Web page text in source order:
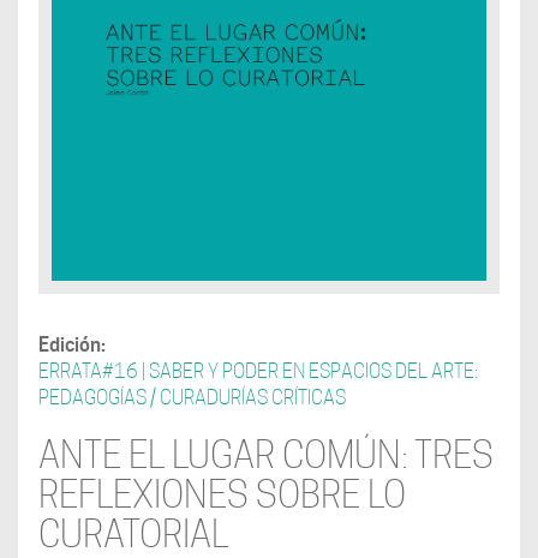
Edición:
ERRATA#16 | SABER Y PODER EN ESPACIOS DEL ARTE:
PEDAGOGÍAS / CURADURÍAS CRÍTICAS
ANTE EL LUGAR COMÚN: TRES
REFLEXIONES SOBRE LO
CURATORIAL